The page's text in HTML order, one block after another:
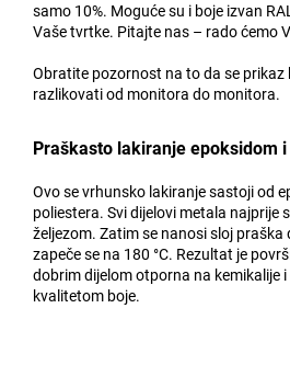
samo 10%. Moguće su i boje izvan
Vaše tvrtke. Pitajte nas – rado ćemo
Obratite pozornost na to da se prikaz
razlikovati od monitora do monitora.
Praškasto lakiranje epoksidom
Ovo se vrhunsko lakiranje sastoji od
poliestera. Svi dijelovi metala najprije
željezom. Zatim se nanosi sloj praška
zapeče se na 180 °C. Rezultat je
dobrim dijelom otporna na kemikalije
kvalitetom boje.